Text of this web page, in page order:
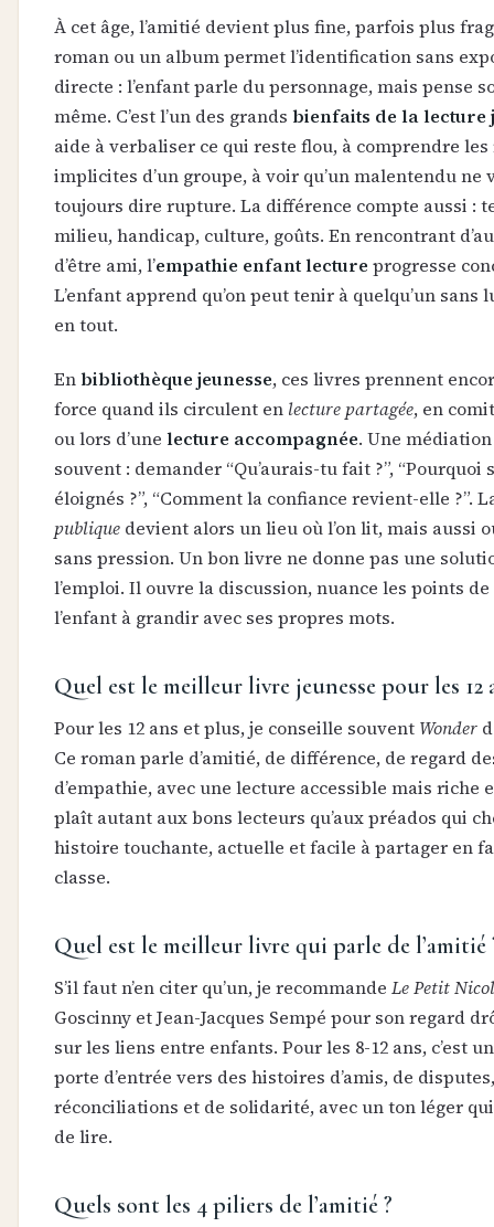
À cet âge, l’amitié devient plus fine, parfois plus
roman ou un album permet l’identification sans
directe : l’enfant parle du personnage, mais pense
même. C’est l’un des grands bienfaits de la lecture
aide à verbaliser ce qui reste flou, à comprendre les
implicites d’un groupe, à voir qu’un malentendu ne
toujours dire rupture. La différence compte aussi :
milieu, handicap, culture, goûts. En rencontrant
d’être ami, l’empathie enfant lecture progresse
L’enfant apprend qu’on peut tenir à quelqu’un sans
en tout.
Enbibliothèque jeunesse, ces livres prennent
force quand ils circulent en lecture partagée, en
ou lors d’une lecture accompagnée. Une
souvent : demander “Qu’aurais-tu fait ?”, “Pourquoi
éloignés ?”, “Comment la confiance revient-elle ?”.
publique devient alors un lieu où l’on lit, mais aussi
sans pression. Un bon livre ne donne pas une
l’emploi. Il ouvre la discussion, nuance les points
l’enfant à grandir avec ses propres mots.
Quel est le meilleur livre jeunesse pour les 12
Pour les 12 ans et plus, je conseille souvent Wonder
Ce roman parle d’amitié, de différence, de regard
d’empathie, avec une lecture accessible mais riche
plaît autant aux bons lecteurs qu’aux préados qui
histoire touchante, actuelle et facile à partager en
classe.
Quel est le meilleur livre qui parle de l’amitié
S’il faut n’en citer qu’un, je recommande Le Petit
Goscinny et Jean-Jacques Sempé pour son regard
sur les liens entre enfants. Pour les 8-12 ans, c’est
porte d’entrée vers des histoires d’amis, de
réconciliations et de solidarité, avec un ton léger
de lire.
Quels sont les 4 piliers de l’amitié ?